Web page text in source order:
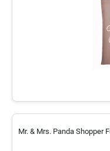
Mr. & Mrs. Panda Shopper